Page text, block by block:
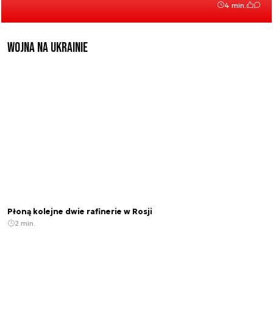
4 min.
Wojna na Ukrainie
Płoną kolejne dwie rafinerie w Rosji
2 min.